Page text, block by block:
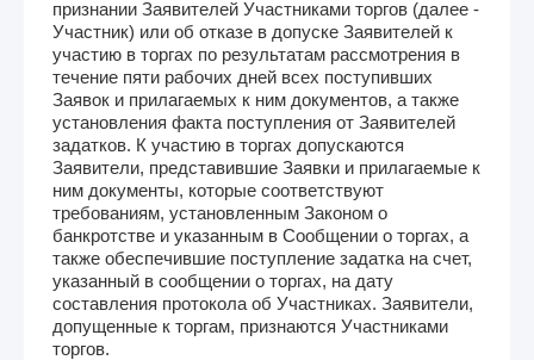
признании Заявителей Участниками торгов (далее -
Участник) или об отказе в допуске Заявителей к
участию в торгах по результатам рассмотрения в
течение пяти рабочих дней всех поступивших
Заявок и прилагаемых к ним документов, а также
установления факта поступления от Заявителей
задатков. К участию в торгах допускаются
Заявители, представившие Заявки и прилагаемые к
ним документы, которые соответствуют
требованиям, установленным Законом о
банкротстве и указанным в Сообщении о торгах, а
также обеспечившие поступление задатка на счет,
указанный в сообщении о торгах, на дату
составления протокола об Участниках. Заявители,
допущенные к торгам, признаются Участниками
торгов.